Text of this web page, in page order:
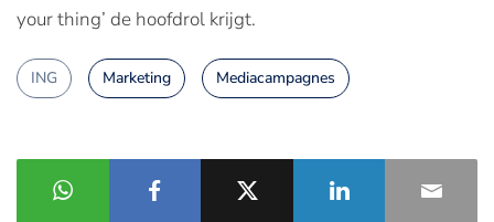
your thing’ de hoofdrol krijgt.
ING Marketing Mediacampagnes